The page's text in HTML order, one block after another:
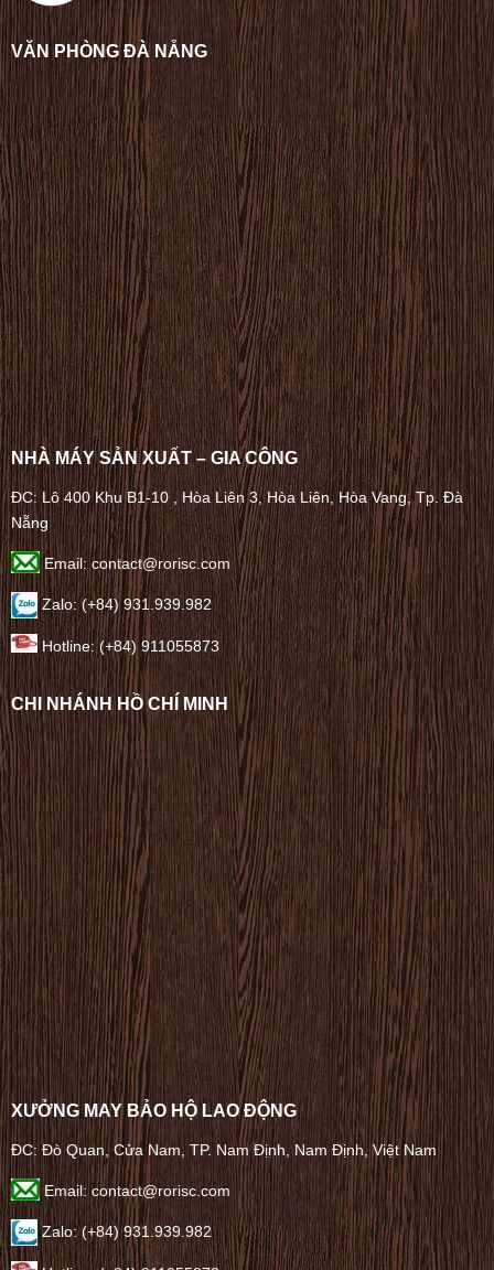
VĂN PHÒNG ĐÀ NẴNG
NHÀ MÁY SẢN XUẤT – GIA CÔNG
ĐC: Lô 400 Khu B1-10 , Hòa Liên 3, Hòa Liên, Hòa Vang, Tp. Đà
Nẵng
Email: contact@rorisc.com
Zalo: (+84) 931.939.982
Hotline: (+84) 911055873
CHI NHÁNH HỒ CHÍ MINH
XƯỞNG MAY BẢO HỘ LAO ĐỘNG
ĐC: Đò Quan, Cửa Nam, TP. Nam Định, Nam Định, Việt Nam
Email: contact@rorisc.com
Zalo: (+84) 931.939.982